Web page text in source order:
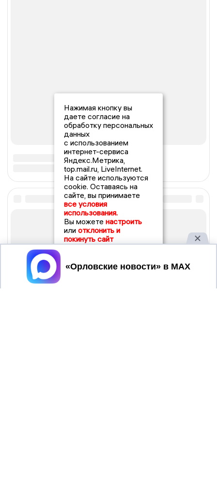
Нажимая кнопку вы
даете согласие на
обработку персональных
данных
с использованием
интернет-сервиса
Яндекс.Метрика,
top.mail.ru, LiveInternet.
На сайте используются
cookie. Оставаясь на
сайте, вы принимаете
все условия
использования.
Вы можете настроить
или отклонить и
покинуть сайт
Принять